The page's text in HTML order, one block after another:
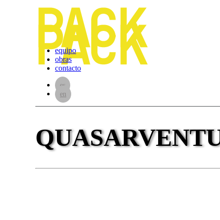
equipo
obras
contacto
es
en
QUASAR